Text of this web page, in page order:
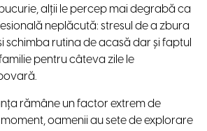
alții le percep mai degrabă ca
neplăcută: stresul de a zbura
schimba rutina de acasă dar și faptul
pentru câteva zile le
rămâne un factor extrem de
oamenii au sete de explorare